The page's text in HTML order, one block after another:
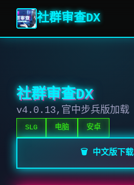
社群审查DX
社群审查DX
v4.0.13,官中步兵版加载
SLG 电脑 安卓
🗑️ 中文版下载